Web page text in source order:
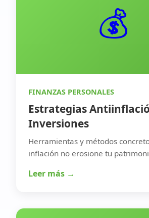
💰
FINANZAS PERSONALES
Estrategias
Inversiones
Herramientas y métodos
inflación no erosione tu
Leer más →